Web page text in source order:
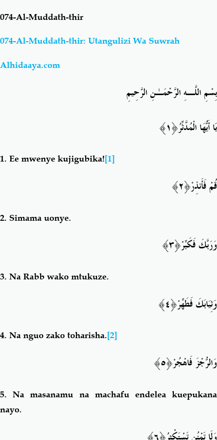
074-Al-Muddath-thir
074-Al-Muddath-thir: Utangulizi Wa Suwrah
Alhidaaya.com
بِسْمِ اللَّـهِ الرَّحْمَـٰنِ الرَّحِيمِ
يَا أَيُّهَا الْمُدَّثِّرُ﴿١﴾
1. Ee mwenye kujigubika![1]
قُمْ فَأَنذِرْ﴿٢﴾
2. Simama uonye.
وَرَبَّكَ فَكَبِّرْ﴿٣﴾
3. Na Rabb wako mtukuze.
وَثِيَابَكَ فَطَهِّرْ﴿٤﴾
4. Na nguo zako toharisha.[2]
وَالرُّجْزَ فَاهْجُرْ﴿٥﴾
5.Na masanamu na machafu endelea kuepukana
nayo.